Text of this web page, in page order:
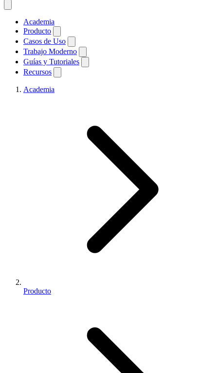
Academia
Producto
Casos de Uso
Trabajo Moderno
Guías y Tutoriales
Recursos
Academia
Producto